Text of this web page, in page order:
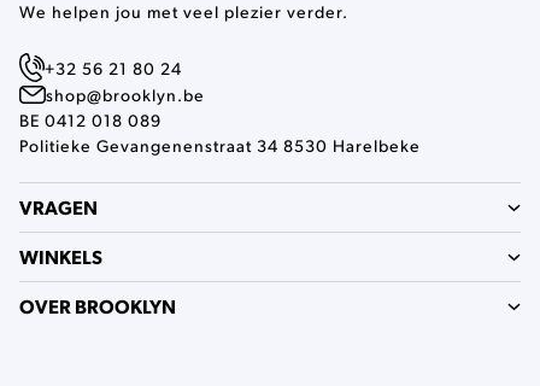
We helpen jou met veel plezier verder.
+32 56 21 80 24
shop@brooklyn.be
BE 0412 018 089
Politieke Gevangenenstraat 34 8530 Harelbeke
VRAGEN
WINKELS
OVER BROOKLYN